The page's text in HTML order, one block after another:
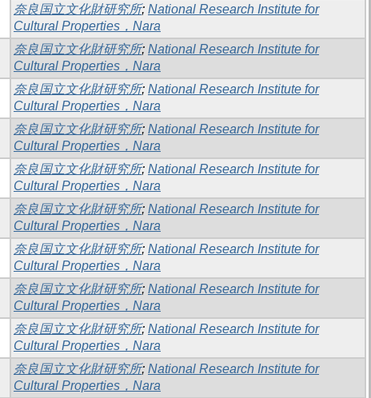
奈良国立文化財研究所; National Research Institute for
Cultural Properties，Nara
奈良国立文化財研究所; National Research Institute for
Cultural Properties，Nara
奈良国立文化財研究所; National Research Institute for
Cultural Properties，Nara
奈良国立文化財研究所; National Research Institute for
Cultural Properties，Nara
奈良国立文化財研究所; National Research Institute for
Cultural Properties，Nara
奈良国立文化財研究所; National Research Institute for
Cultural Properties，Nara
奈良国立文化財研究所; National Research Institute for
Cultural Properties，Nara
奈良国立文化財研究所; National Research Institute for
Cultural Properties，Nara
奈良国立文化財研究所; National Research Institute for
Cultural Properties，Nara
奈良国立文化財研究所; National Research Institute for
Cultural Properties，Nara